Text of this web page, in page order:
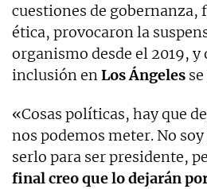
cuestiones de
ética, provocaron la
organismo desde el 2019, y
inclusión enLos Ángeles
«Cosas políticas, hay que
nos podemos meter. No
serlo para ser presidente,
final creo que lo dejarán